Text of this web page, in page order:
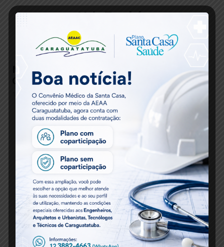
:: Veja Também
Matéria Técnica – Engenharia: da orla de
Caraguatatuba às arenas da Copa do Mundo
1 mês atrás